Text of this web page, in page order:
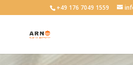
+49 176 7049 1559